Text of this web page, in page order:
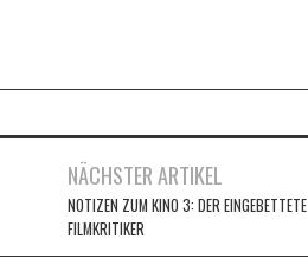
NÄCHSTER ARTIKEL
NOTIZEN ZUM KINO 3: DER EINGEBETTETE
FILMKRITIKER